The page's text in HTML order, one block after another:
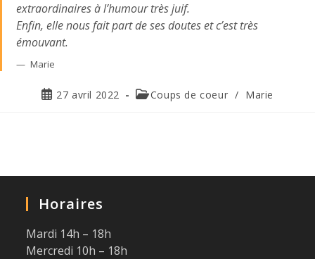
extraordinaires à l’humour très juif.
Enfin, elle nous fait part de ses doutes et c’est très
émouvant.
Marie
27 avril 2022 Coups de coeur / Marie
Horaires
Mardi 14h – 18h
Mercredi 10h – 18h